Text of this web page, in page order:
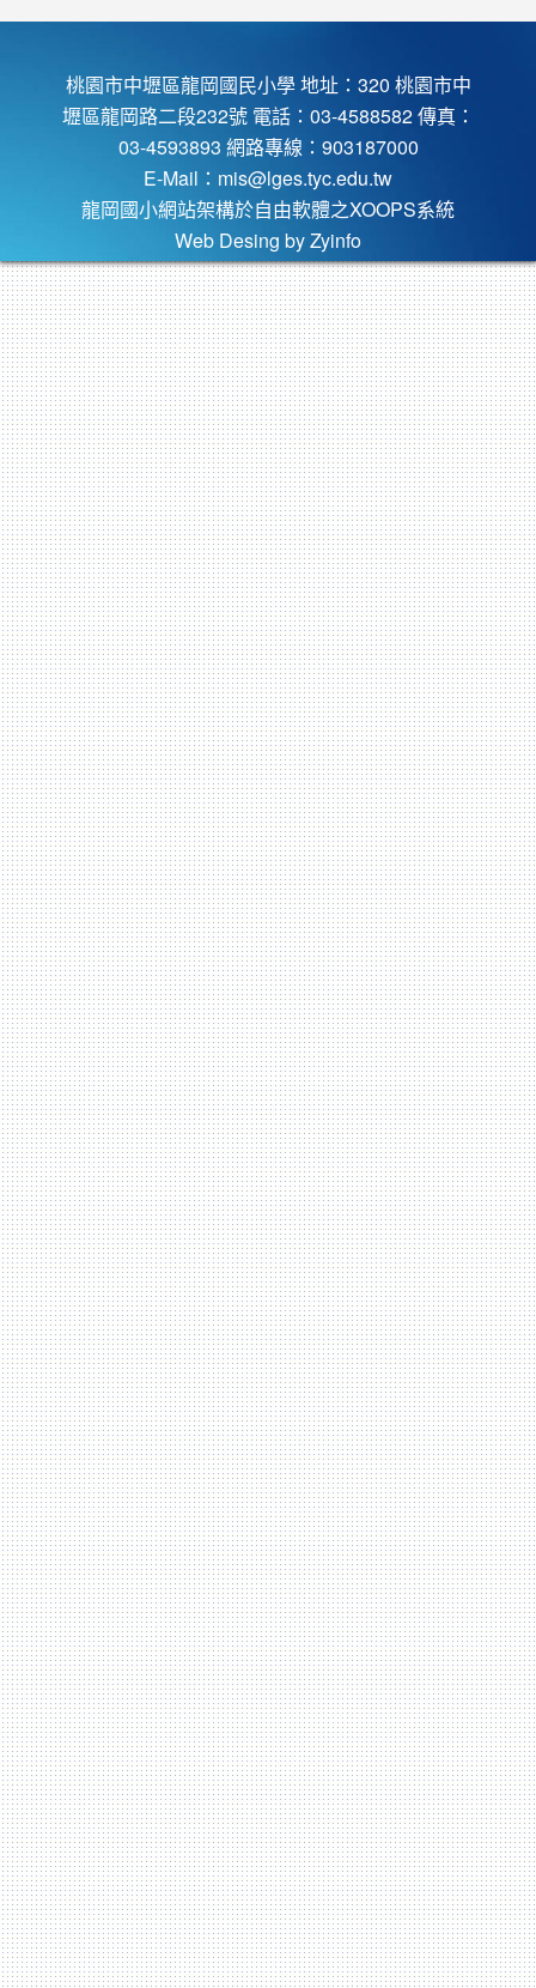
桃園市中壢區龍岡國民小學 地址：320 桃園市中
壢區龍岡路二段232號 電話：03-4588582 傳真：
03-4593893 網路專線：903187000
E-Mail： mis@lges.tyc.edu.tw
龍岡國小網站架構於自由軟體之XOOPS系統
Web Desing by Zyinfo